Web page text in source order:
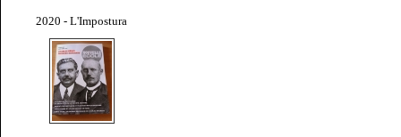
2020 - L'Impostura